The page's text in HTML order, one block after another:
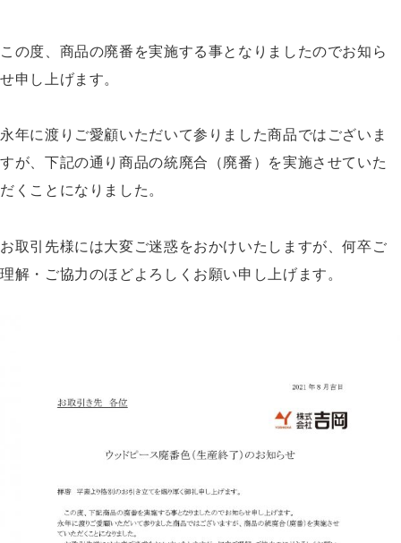
この度、商品の廃番を実施する事となりましたのでお知ら
せ申し上げます。
永年に渡りご愛顧いただいて参りました商品ではございま
すが、下記の通り商品の統廃合（廃番）を実施させていた
だくことになりました。
お取引先様には大変ご迷惑をおかけいたしますが、何卒ご
理解・ご協力のほどよろしくお願い申し上げます。